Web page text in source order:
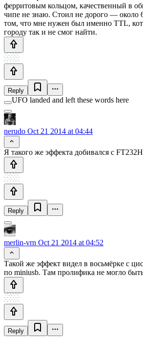
ферритовым кольцом, качественный в
чипе не знаю. Стоил не дорого — около
том, что мне нужен был именно TTL,
городу так и не смог найти.
Reply
UFO landed and left these words here
nerudo Oct 21 2014 at 04:44
Я такого же эффекта добивался с
Reply
merlin-vrn Oct 21 2014 at 04:52
Такой же эффект видел в восьмёрке с
по miniusb. Там пролифика не могло
Reply